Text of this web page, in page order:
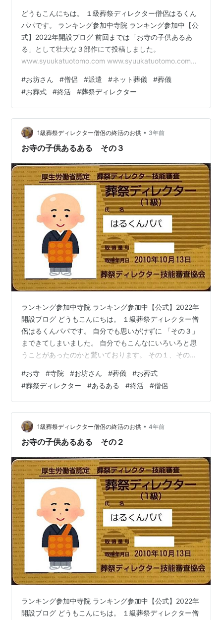
どうもこんにちは。 １級葬祭ディレクター僧侶はるくん
パパです。 ランキング参加中寺院 ランキング参加中【公
式】2022年開設ブログ 前回までは「お寺の子供あるあ
る」として壮大な３部作にて投稿しました。
www.syuukatuotomo.com www.syuukatuotomo.com
れること、聞かれることになってしまいますが、まだ読
んでいない方は是非お読みください。 それでは今回から
はこちら 派遣のお坊さん その２ え？いきなり「その
２」？と思った方は www.syuukatuotomo.com だいぶ初
期のころの記事…
#お坊さん #僧侶 #派遣 #ネット葬儀 #葬儀
#お葬式 #終活 #葬祭ディレクター
1級葬祭ディレクター僧侶の終活のお供 • 3年前
お寺の子供あるある その３
ランキング参加中寺院 ランキング参加中【公式】2022年
開設ブログ どうもこんにちは。 １級葬祭ディレクター僧
侶はるくんパパです。 自分でも思いがけずに 「その３」
まできてしまいました。 自分でもこんなにいろいろと思
うことがあったのかと驚いております。 その１、その２
www.syuukatuotomo.com www.syuukatuotomo.com こ
の記事から読み始めても特に問題は無いので、このまま
読んでいただいても大丈夫ですよ。 それでは お寺の子供
あるある その３ いきましょう！！ 続きまして ☆「結婚
する相手はやっぱりお寺の人？」 こち…
#お寺 #寺院 #お坊さん #葬儀 #お葬式
#葬祭ディレクター #あるある #終活 #僧侶
1級葬祭ディレクター僧侶の終活のお供 • 4年前
お寺の子供あるある その２
ランキング参加中寺院 ランキング参加中【公式】2022年
開設ブログ どうもこんにちは。 １級葬祭ディレクター僧